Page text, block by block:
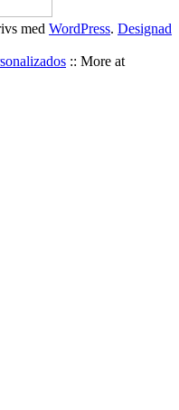
med WordPress. Designad
:: More at